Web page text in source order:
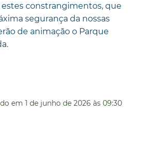
constrangimentos, que
segurança da nossas
de animação o Parque
em 1 de junho de 2026 às 09:30